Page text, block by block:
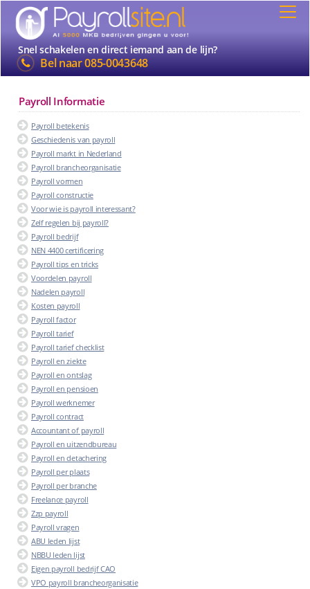
Snel schakelen en direct iemand aan de lijn?
Bel naar085-0043648
Payroll Informatie
Payroll betekenis
Geschiedenis van payroll
Payroll markt in Nederland
Payroll brancheorganisatie
Payroll vormen
Payroll constructie
Voor wie is payroll interessant?
Zelf regelen bij payroll?
Payroll bedrijf
NEN 4400 certificering
Payroll tips en tricks
Voordelen payroll
Nadelen payroll
Kosten payroll
Payroll factor
Payroll tarief
Payroll tarief checklist
Payroll en ziekte
Payroll en ontslag
Payroll en pensioen
Payroll werknemer
Payroll contract
Accountant of payroll
Payroll en uitzendbureau
Payroll en detachering
Payroll per plaats
Payroll per branche
Freelance payroll
Zzp payroll
Payroll vragen
ABU leden lijst
NBBU leden lijst
Eigen payroll bedrijf CAO
VPO payroll brancheorganisatie